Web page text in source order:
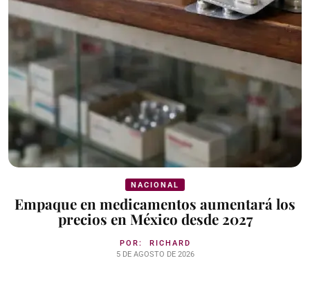
NACIONAL
Empaque en medicamentos aumentará los
precios en México desde 2027
POR: RICHARD
5 DE AGOSTO DE 2026